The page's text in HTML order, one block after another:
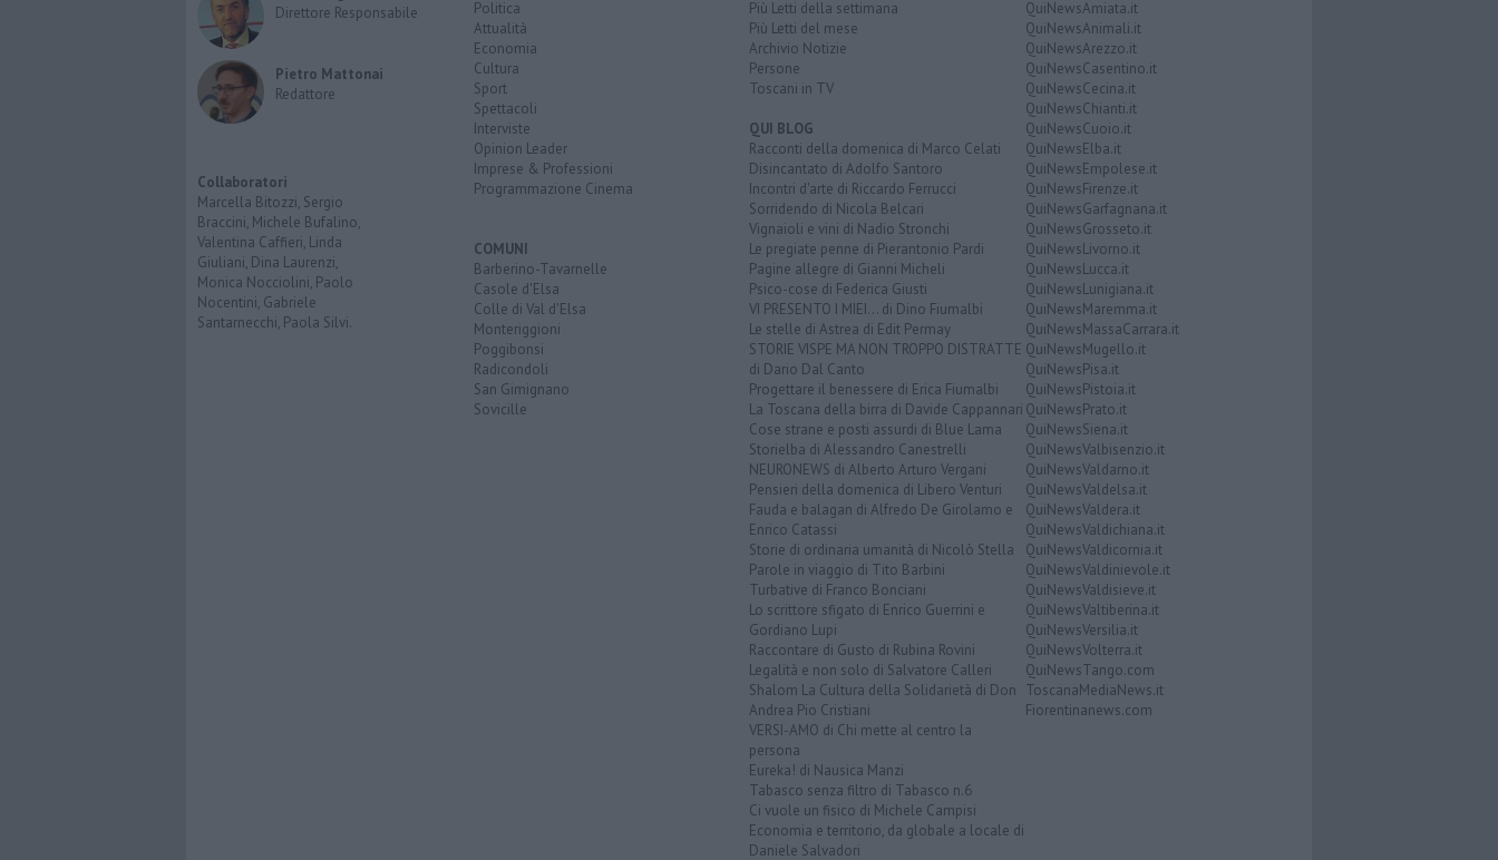
Direttore Responsabile
Pietro Mattonai
Redattore
Collaboratori
Marcella Bitozzi, Sergio
Braccini, Michele Bufalino,
Valentina Caffieri, Linda
Giuliani, Dina Laurenzi,
Monica Nocciolini, Paolo
Nocentini, Gabriele
Santarnecchi, Paola Silvi.
Politica
Attualità
Economia
Cultura
Sport
Spettacoli
Interviste
Opinion Leader
Imprese & Professioni
Programmazione Cinema
COMUNI
Barberino-Tavarnelle
Casole d'Elsa
Colle di Val d'Elsa
Monteriggioni
Poggibonsi
Radicondoli
San Gimignano
Sovicille
Più Letti della settimana
Più Letti del mese
Archivio Notizie
Persone
Toscani in TV
QUI BLOG
Racconti della domenica di Marco Celati
Disincantato di Adolfo Santoro
Incontri d'arte di Riccardo Ferrucci
Sorridendo di Nicola Belcari
Vignaioli e vini di Nadio Stronchi
Le pregiate penne di Pierantonio Pardi
Pagine allegre di Gianni Micheli
Psico-cose di Federica Giusti
VI PRESENTO I MIEI... di Dino Fiumalbi
Le stelle di Astrea di Edit Permay
STORIE VISPE MA NON TROPPO DISTRATTE
di Dario Dal Canto
Progettare il benessere di Erica Fiumalbi
La Toscana della birra di Davide Cappannari
Cose strane e posti assurdi di Blue Lama
Storielba di Alessandro Canestrelli
NEURONEWS di Alberto Arturo Vergani
Pensieri della domenica di Libero Venturi
Fauda e balagan di Alfredo De Girolamo e
Enrico Catassi
Storie di ordinaria umanità di Nicolò Stella
Parole in viaggio di Tito Barbini
Turbative di Franco Bonciani
Lo scrittore sfigato di Enrico Guerrini e
Gordiano Lupi
Raccontare di Gusto di Rubina Rovini
Legalità e non solo di Salvatore Calleri
Shalom La Cultura della Solidarietà di Don
Andrea Pio Cristiani
VERSI-AMO di Chi mette al centro la
persona
Eureka! di Nausica Manzi
Tabasco senza filtro di Tabasco n.6
Ci vuole un fisico di Michele Campisi
Economia e territorio, da globale a locale di
Daniele Salvadori
QuiNewsAmiata.it
QuiNewsAnimali.it
QuiNewsArezzo.it
QuiNewsCasentino.it
QuiNewsCecina.it
QuiNewsChianti.it
QuiNewsCuoio.it
QuiNewsElba.it
QuiNewsEmpolese.it
QuiNewsFirenze.it
QuiNewsGarfagnana.it
QuiNewsGrosseto.it
QuiNewsLivorno.it
QuiNewsLucca.it
QuiNewsLunigiana.it
QuiNewsMaremma.it
QuiNewsMassaCarrara.it
QuiNewsMugello.it
QuiNewsPisa.it
QuiNewsPistoia.it
QuiNewsPrato.it
QuiNewsSiena.it
QuiNewsValbisenzio.it
QuiNewsValdarno.it
QuiNewsValdelsa.it
QuiNewsValdera.it
QuiNewsValdichiana.it
QuiNewsValdicornia.it
QuiNewsValdinievole.it
QuiNewsValdisieve.it
QuiNewsValtiberina.it
QuiNewsVersilia.it
QuiNewsVolterra.it
QuiNewsTango.com
ToscanaMediaNews.it
Fiorentinanews.com